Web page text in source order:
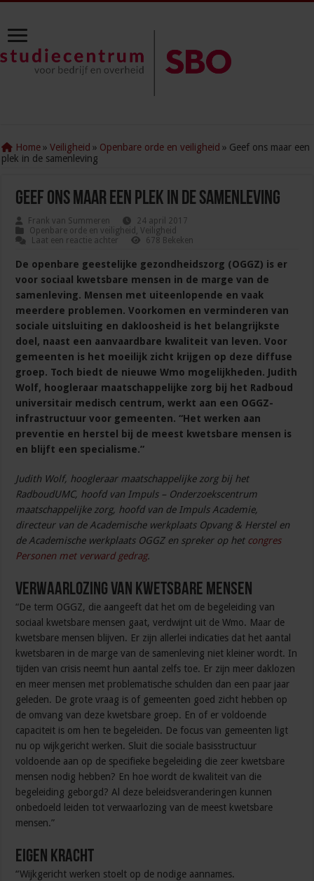
Home » Veiligheid » Openbare orde en veiligheid » Geef ons maar een
plek in de samenleving
Geef ons maar een plek in de samenleving
Frank van Summeren
24 april 2017
Openbare orde en veiligheid ,Veiligheid
Laat een reactie achter
678 Bekeken
De openbare geestelijke gezondheidszorg (OGGZ) is er
voor sociaal kwetsbare mensen in de marge van de
samenleving. Mensen met uiteenlopende en vaak
meerdere problemen. Voorkomen en verminderen van
sociale uitsluiting en dakloosheid is het belangrijkste
doel, naast een aanvaardbare kwaliteit van leven. Voor
gemeenten is het moeilijk zicht krijgen op deze diffuse
groep. Toch biedt de nieuwe Wmo mogelijkheden. Judith
Wolf, hoogleraar maatschappelijke zorg bij het Radboud
universitair medisch centrum, werkt aan een OGGZ-
infrastructuur voor gemeenten. “Het werken aan
preventie en herstel bij de meest kwetsbare mensen is
en blijft een specialisme.”
Judith Wolf, hoogleraar maatschappelijke zorg bij het
RadboudUMC, hoofd van Impuls – Onderzoekscentrum
maatschappelijke zorg, hoofd van de Impuls Academie,
directeur van de Academische werkplaats Opvang & Herstel en
de Academische werkplaats OGGZ en spreker op het congres
Personen met verward gedrag.
Verwaarlozing van kwetsbare mensen
“De term OGGZ, die aangeeft dat het om de begeleiding van
sociaal kwetsbare mensen gaat, verdwijnt uit de Wmo. Maar de
kwetsbare mensen blijven. Er zijn allerlei indicaties dat het aantal
kwetsbaren in de marge van de samenleving niet kleiner wordt. In
tijden van crisis neemt hun aantal zelfs toe. Er zijn meer daklozen
en meer mensen met problematische schulden dan een paar jaar
geleden. De grote vraag is of gemeenten goed zicht hebben op
de omvang van deze kwetsbare groep. En of er voldoende
capaciteit is om hen te begeleiden. De focus van gemeenten ligt
nu op wijkgericht werken. Sluit die sociale basisstructuur
voldoende aan op de specifieke begeleiding die zeer kwetsbare
mensen nodig hebben? En hoe wordt de kwaliteit van die
begeleiding geborgd? Al deze beleidsveranderingen kunnen
onbedoeld leiden tot verwaarlozing van de meest kwetsbare
mensen.”
Eigen kracht
“Wijkgericht werken stoelt op de nodige aannames.